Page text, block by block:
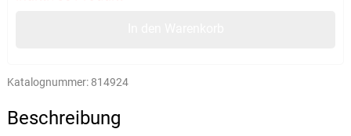
Katalognummer: 814924
Beschreibung